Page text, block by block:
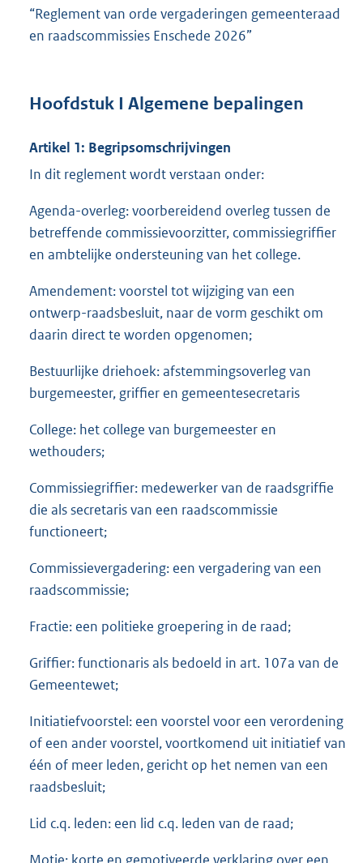
“Reglement van orde vergaderingen gemeenteraad
en raadscommissies Enschede 2026”
Hoofdstuk I Algemene bepalingen
Artikel 1: Begripsomschrijvingen
In dit reglement wordt verstaan onder:
Agenda-overleg: voorbereidend overleg tussen de
betreffende commissievoorzitter, commissiegriffier
en ambtelijke ondersteuning van het college.
Amendement: voorstel tot wijziging van een
ontwerp-raadsbesluit, naar de vorm geschikt om
daarin direct te worden opgenomen;
Bestuurlijke driehoek: afstemmingsoverleg van
burgemeester, griffier en gemeentesecretaris
College: het college van burgemeester en
wethouders;
Commissiegriffier: medewerker van de raadsgriffie
die als secretaris van een raadscommissie
functioneert;
Commissievergadering: een vergadering van een
raadscommissie;
Fractie: een politieke groepering in de raad;
Griffier: functionaris als bedoeld in art. 107a van de
Gemeentewet;
Initiatiefvoorstel: een voorstel voor een verordening
of een ander voorstel, voortkomend uit initiatief van
één of meer leden, gericht op het nemen van een
raadsbesluit;
Lid c.q. leden: een lid c.q. leden van de raad;